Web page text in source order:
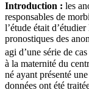
Introduction : les
responsables de
l’étude était
pronostiques des
agi d’une série de
à la maternité du
né ayant présenté
données ont été